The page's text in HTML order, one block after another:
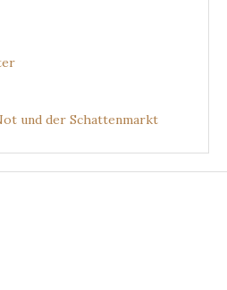
und der Schattenmarkt